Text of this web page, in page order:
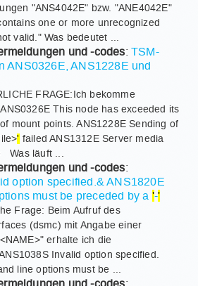
"ANS4042E" bzw. "ANE4042E"
one or more unrecognized
valid." Was bedeutet ...
und -codes:TSM-
ANS0326E, ANS1228E und
FRAGE:Ich bekomme
This node has exceeded its
mount points. ANS1228E Sending of
' failed ANS1312E Server media
Was läuft ...
und -codes:
option specified.& ANS1820E
must be preceded by a '-'
Frage: Beim Aufruf des
(dsmc) mit Angabe einer
erhalte ich die
Invalid option specified.
line options must be ...
und -codes: